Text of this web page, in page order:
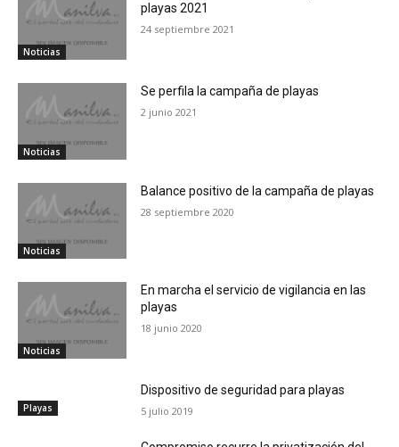
Noticias
playas 2021
24 septiembre 2021
Noticias
Se perfila la campaña de playas
2 junio 2021
Noticias
Balance positivo de la campaña de playas
28 septiembre 2020
Noticias
En marcha el servicio de vigilancia en las
playas
18 junio 2020
Playas
Dispositivo de seguridad para playas
5 julio 2019